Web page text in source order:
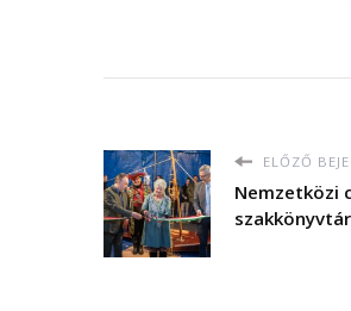
ELŐZŐ
Nemzetközi